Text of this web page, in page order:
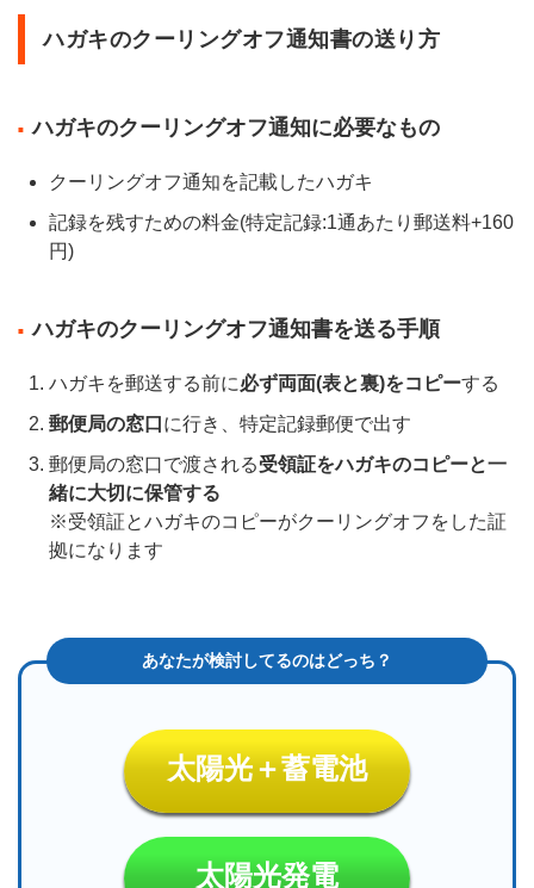
ハガキのクーリングオフ通知書の送り方
ハガキのクーリングオフ通知に必要なもの
クーリングオフ通知を記載したハガキ
記録を残すための料金(特定記録:1通あたり郵送料+160
円)
ハガキのクーリングオフ通知書を送る手順
ハガキを郵送する前に必ず両面(表と裏)をコピーする
郵便局の窓口 に行き、特定記録郵便で出す
郵便局の窓口で渡される受領証をハガキのコピーと一
緒に大切に保管する
※受領証とハガキのコピーがクーリングオフをした証
拠になります
太陽光＋蓄電池
太陽光発電